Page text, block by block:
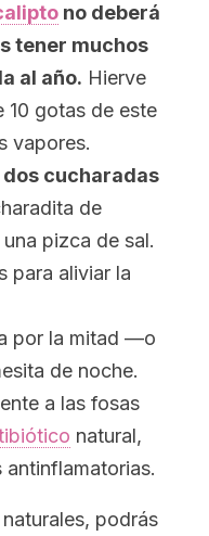
no deberá
tener muchos
al año. Hierve
10 gotas de este
vapores.
dos cucharadas
de
pizca de sal.
para aliviar la
por la mitad —o
de noche.
a las fosas
natural,
podrás